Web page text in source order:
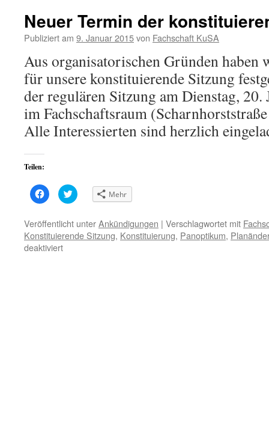
Neuer Termin der
Publiziert am 9. Januar 2015von Fachschaft KuSA
Aus organisatorischen Gründen haben
für unsere konstituierende Sitzung
der regulären Sitzung am Dienstag,
im Fachschaftsraum
Alle Interessierten sind herzlich
Teilen:
Klick,
um
zu
teilen
(Wird
in
neuem
Klick,
um
zu
teilen
(Wird
in
Mehr
Veröffentlicht unterAnkündigungen | Verschlagwortet mit
Konstituierende Sitzung, Konstituierung, Panoptikum,
deaktiviertfür